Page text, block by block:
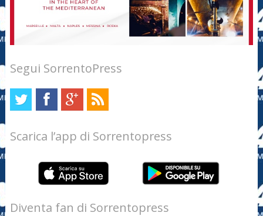
Segui SorrentoPress
Scarica l’app di Sorrentopress
Diventa fan di Sorrentopress